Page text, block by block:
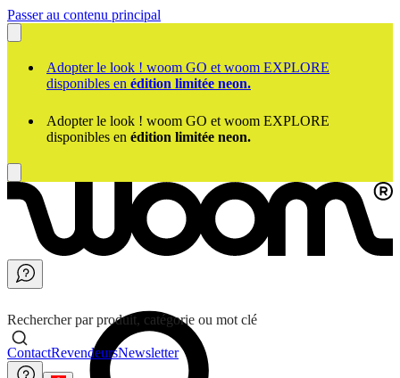
Passer au contenu principal
Adopter le look ! woom GO et woom EXPLORE
disponibles en édition limitée neon.
Adopter le look ! woom GO et woom EXPLORE
disponibles en édition limitée neon.
Rechercher par produit, catégorie ou mot clé
ContactRevendeursNewsletter